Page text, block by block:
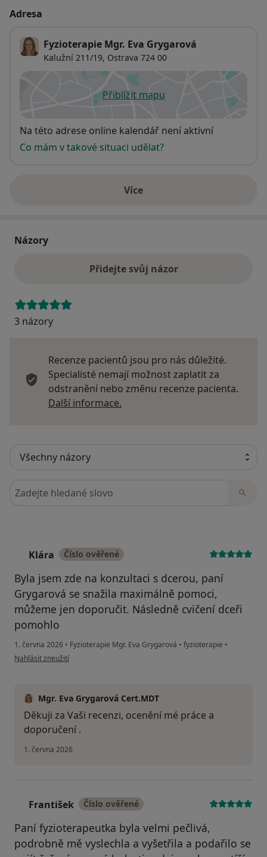
Adresa
Fyzioterapie Mgr. Eva Grygarová
Kalužní 211/19, Ostrava 724 00
Přiblížit mapuse otevře v nové záložce
Dostupnost
Na této adrese online kalendář není aktivní
Co mám v takové situaci udělat?
Víceo adrese
Názory
Přidejte svůj názor
3 názory
Recenze pacientů jsou pro nás důležité.
Specialisté nemají možnost zaplatit za
odstranění nebo změnu recenze pacienta.
Další informace.
Hledejte v názorech
Klára Číslo ověřené
Byla jsem zde na konzultaci s dcerou, paní
Grygarová se snažila maximálně pomoci,
můžeme jen doporučit. Následně cvičení dceři
pomohlo
1. června 2026 • Fyzioterapie Mgr. Eva Grygarová • fyzioterapie •
podle názoru uživatele Klára
Nahlásit zneužití
Mgr. Eva Grygarová Cert.MDT
Děkuji za Vaši recenzi, ocenění mé práce a
doporučení .
1. června 2026
František Číslo ověřené
Paní fyzioterapeutka byla velmi pečlivá,
podrobně mě vyslechla a vyšetřila a podařilo se